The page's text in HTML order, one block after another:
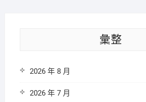
彙整
2026 年 8 月
2026 年 7 月